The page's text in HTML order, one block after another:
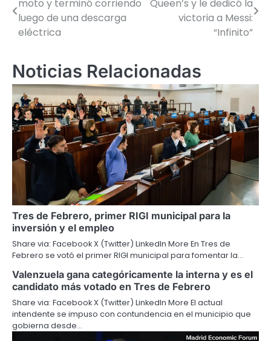
de
entradas
moto y terminó corriendo
luego de una descarga
eléctrica
Queen’s y le dedicó la
victoria a Messi:
“Infinito”
Noticias Relacionadas
Tres de Febrero, primer RIGI municipal para la
inversión y el empleo
Share via: Facebook X (Twitter) LinkedIn More En Tres de
Febrero se votó el primer RIGI municipal para fomentar la…
Valenzuela gana categóricamente la interna y es el
candidato más votado en Tres de Febrero
Share via: Facebook X (Twitter) LinkedIn More El actual
intendente se impuso con contundencia en el municipio que
gobierna desde…